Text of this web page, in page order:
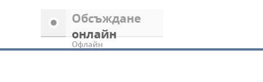
Обсъждане
онлайн
Офлайн